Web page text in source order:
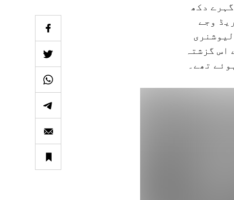
دکھ
وجے
سی ل) کے جنرل سیکرٹری تھے، دسمبر 1987 سے اس گزشتہ
تھے۔